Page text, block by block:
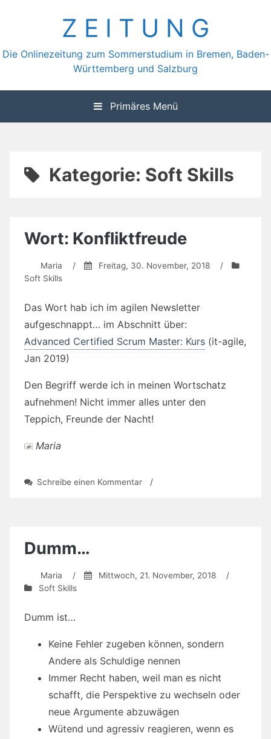
Z E I T U N G
Die Onlinezeitung zum Sommerstudium in Bremen, Baden-
Württemberg und Salzburg
Primäres Menü
Kategorie: Soft Skills
Wort: Konfliktfreude
Maria / Freitag, 30. November, 2018
/
Soft Skills
Das Wort hab ich im agilen Newsletter
aufgeschnappt… im Abschnitt über:
Advanced Certified Scrum Master: Kurs (it-agile,
Jan 2019)
Den Begriff werde ich in meinen Wortschatz
aufnehmen! Nicht immer alles unter den
Teppich, Freunde der Nacht!
Maria
Schreibe einen Kommentarzu /
Dumm…
Maria / Mittwoch, 21. November, 2018
/
Soft Skills
Dumm ist…
Keine Fehler zugeben können, sondern
Andere als Schuldige nennen
Immer Recht haben, weil man es nicht
schafft, die Perspektive zu wechseln oder
neue Argumente abzuwägen
Wütend und agressiv reagieren, wenn es